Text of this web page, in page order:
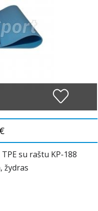
su raštu KP-188
žydras